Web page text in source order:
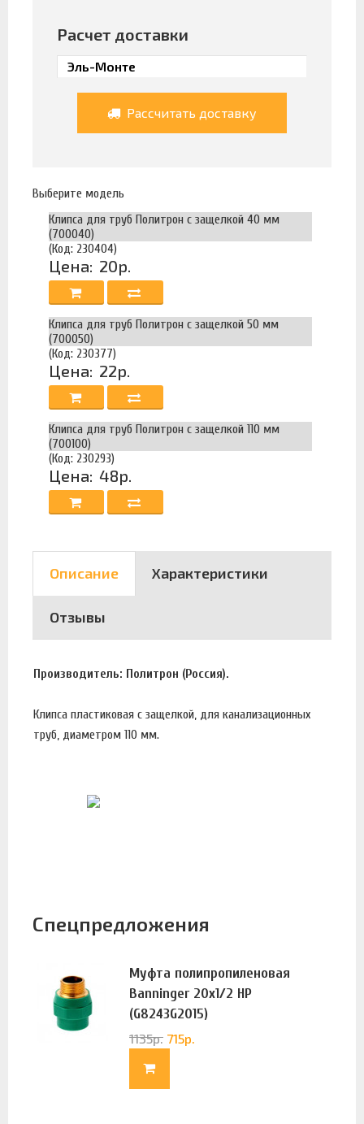
Расчет доставки
Рассчитать доставку
Выберите модель
Клипса для труб Политрон с защелкой 40 мм
(700040)
(Код: 230404)
Цена: 20р.
Клипса для труб Политрон с защелкой 50 мм
(700050)
(Код: 230377)
Цена: 22р.
Клипса для труб Политрон с защелкой 110 мм
(700100)
(Код: 230293)
Цена: 48р.
Описание Характеристики
Отзывы
Производитель: Политрон (Россия).
Клипса пластиковая с защелкой, для канализационных
труб, диаметром 110 мм.
Спецпредложения
Муфта полипропиленовая
Banninger 20х1/2 НР
(G8243G2015)
1135р. 715р.